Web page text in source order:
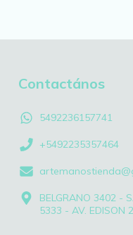
Contactános
5492236157741
+5492235357464
BELGRANO 3402 -
5333 - AV. EDISON